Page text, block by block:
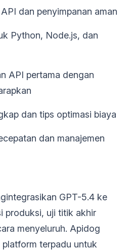
dan penyimpanan aman
Python, Node.js, dan
API pertama dengan
dan tips optimasi biaya
dan manajemen
GPT-5.4 ke
produksi, uji titik akhir
menyeluruh. Apidog
terpadu untuk